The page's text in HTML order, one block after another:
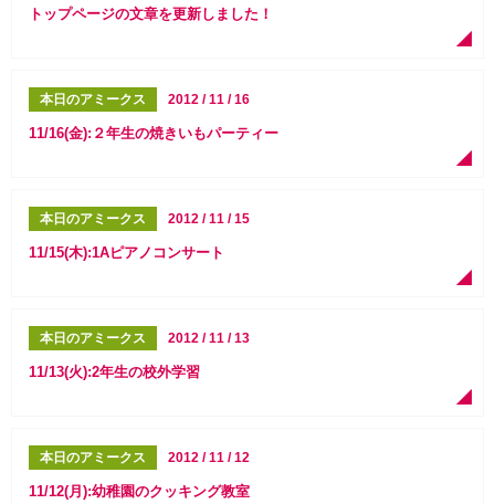
スクールバス SHinE（PTA活動）
English
トップページの文章を更新しました！
本日のアミークス 2012 / 11 / 16
11/16(金):２年生の焼きいもパーティー
本日のアミークス 2012 / 11 / 15
11/15(木):1Aピアノコンサート
本日のアミークス 2012 / 11 / 13
11/13(火):2年生の校外学習
本日のアミークス 2012 / 11 / 12
11/12(月):幼稚園のクッキング教室